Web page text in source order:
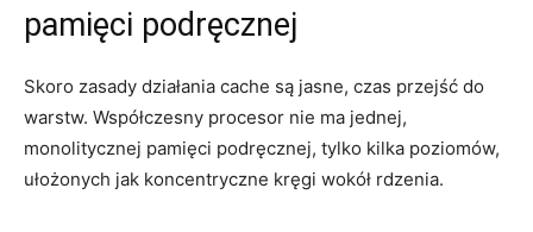
pamięci podręcznej
Skoro zasady działania cache są jasne, czas przejść do
warstw. Współczesny procesor nie ma jednej,
monolitycznej pamięci podręcznej, tylko kilka poziomów,
ułożonych jak koncentryczne kręgi wokół rdzenia.